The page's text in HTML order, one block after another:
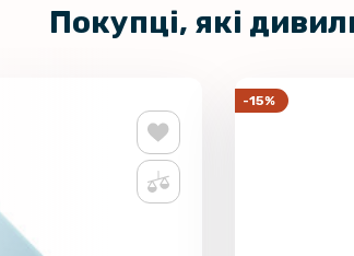
Покупці, які
-15%